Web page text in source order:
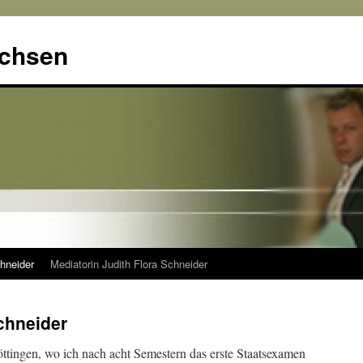
Mediatorin Judith Flora Schneider
wo ich nach acht Semestern das erste Staatsexamen